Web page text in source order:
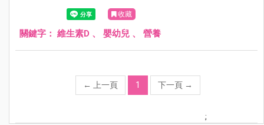
量的炎症標誌物都顯著降低，尤其是CRP(C-反應蛋白)，以
及細胞激素IL 6 ，並且沒有副作用，因此建議，可以將輔助
脈衝 D 療法安全地添加到 COVID-19 的現有治療方案中，以
收藏
關鍵字： 維生素D 、 嬰幼兒 、 營養
← 上一頁 1 下一頁 →
;